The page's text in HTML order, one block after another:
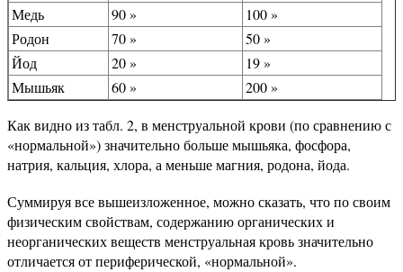
Медь 90 »
100 »
Родон
70 »
50 »
Йод
20 »
19 »
Мышьяк
60 »
200 »
Как видно из табл. 2, в менструальной крови (по сравнению с
«нормальной») значительно больше мышьяка, фосфора,
натрия, кальция, хлора, а меньше магния, родона, йода.
Суммируя все вышеизложенное, можно сказать, что по своим
физическим свойствам, содержанию органических и
неорганических веществ менструальная кровь значительно
отличается от периферической, «нормальной».